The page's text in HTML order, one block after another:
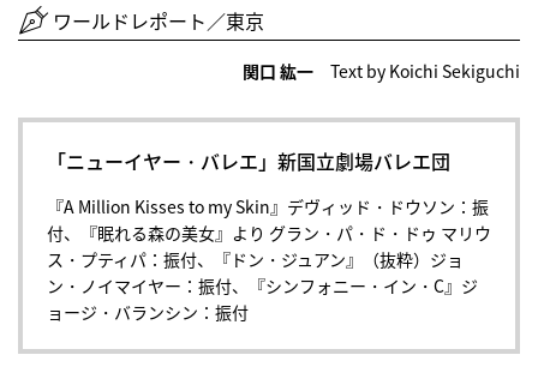
ワールドレポート／東京
関口 紘一 Text by Koichi Sekiguchi
「ニューイヤー・バレエ」新国立劇場バレエ団
『A Million Kisses to my Skin』デヴィッド・ドウソン：振
付、『眠れる森の美女』より グラン・パ・ド・ドゥ マリウ
ス・プティパ：振付、『ドン・ジュアン』（抜粋）ジョ
ン・ノイマイヤー：振付、『シンフォニー・イン・C』ジ
ョージ・バランシン：振付